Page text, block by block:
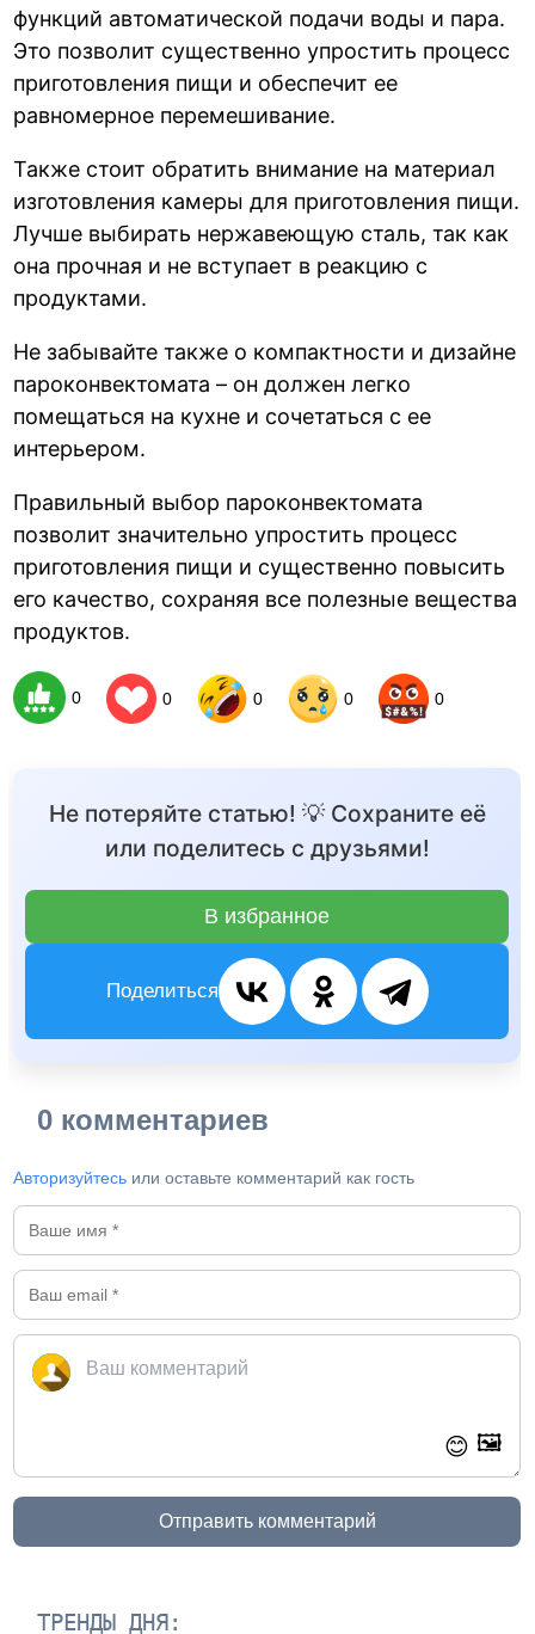
функций автоматической подачи воды и пара.
Это позволит существенно упростить процесс
приготовления пищи и обеспечит ее
равномерное перемешивание.
Также стоит обратить внимание на материал
изготовления камеры для приготовления пищи.
Лучше выбирать нержавеющую сталь, так как
она прочная и не вступает в реакцию с
продуктами.
Не забывайте также о компактности и дизайне
пароконвектомата – он должен легко
помещаться на кухне и сочетаться с ее
интерьером.
Правильный выбор пароконвектомата
позволит значительно упростить процесс
приготовления пищи и существенно повысить
его качество, сохраняя все полезные вещества
продуктов.
0 0 0 0 0
Не потеряйте статью! 💡 Сохраните её
или поделитесь с друзьями!
В избранное
Поделиться
0 комментариев
Авторизуйтесь или оставьте комментарий как гость
😊 🖼️
Отправить комментарий
ТРЕНДЫ ДНЯ: